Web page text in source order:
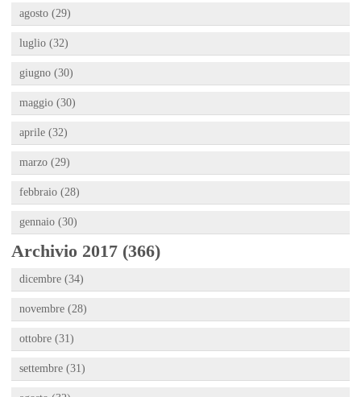
agosto (29)
luglio (32)
giugno (30)
maggio (30)
aprile (32)
marzo (29)
febbraio (28)
gennaio (30)
Archivio 2017 (366)
dicembre (34)
novembre (28)
ottobre (31)
settembre (31)